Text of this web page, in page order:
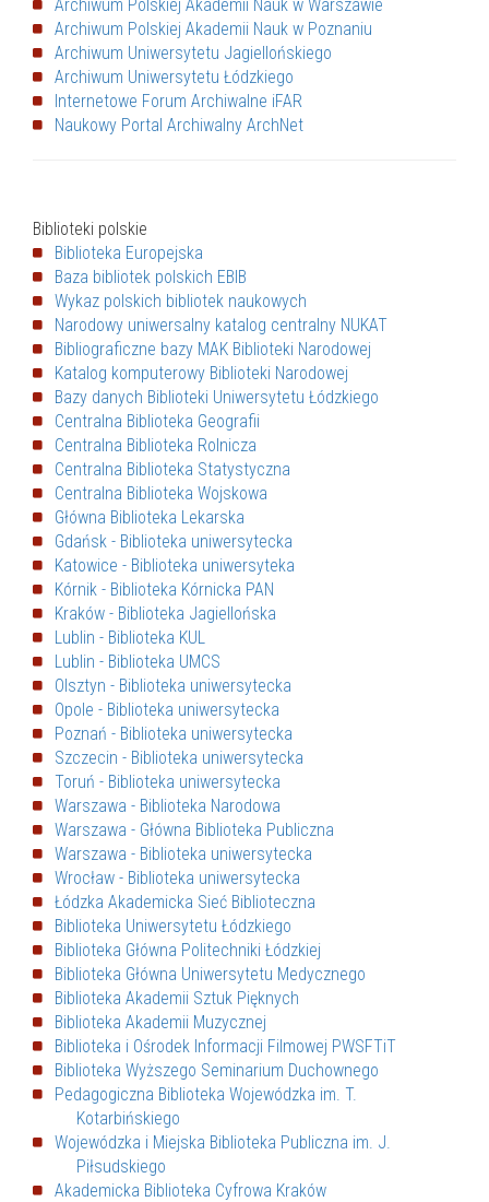
Archiwum Polskiej Akademii Nauk w Warszawie
Archiwum Polskiej Akademii Nauk w Poznaniu
Archiwum Uniwersytetu Jagiellońskiego
Archiwum Uniwersytetu Łódzkiego
Internetowe Forum Archiwalne iFAR
Naukowy Portal Archiwalny ArchNet
Biblioteki polskie
Biblioteka Europejska
Baza bibliotek polskich EBIB
Wykaz polskich bibliotek naukowych
Narodowy uniwersalny katalog centralny NUKAT
Bibliograficzne bazy MAK Biblioteki Narodowej
Katalog komputerowy Biblioteki Narodowej
Bazy danych Biblioteki Uniwersytetu Łódzkiego
Centralna Biblioteka Geografii
Centralna Biblioteka Rolnicza
Centralna Biblioteka Statystyczna
Centralna Biblioteka Wojskowa
Główna Biblioteka Lekarska
Gdańsk - Biblioteka uniwersytecka
Katowice - Biblioteka uniwersyteka
Kórnik - Biblioteka Kórnicka PAN
Kraków - Biblioteka Jagiellońska
Lublin - Biblioteka KUL
Lublin - Biblioteka UMCS
Olsztyn - Biblioteka uniwersytecka
Opole - Biblioteka uniwersytecka
Poznań - Biblioteka uniwersytecka
Szczecin - Biblioteka uniwersytecka
Toruń - Biblioteka uniwersytecka
Warszawa - Biblioteka Narodowa
Warszawa - Główna Biblioteka Publiczna
Warszawa - Biblioteka uniwersytecka
Wrocław - Biblioteka uniwersytecka
Łódzka Akademicka Sieć Biblioteczna
Biblioteka Uniwersytetu Łódzkiego
Biblioteka Główna Politechniki Łódzkiej
Biblioteka Główna Uniwersytetu Medycznego
Biblioteka Akademii Sztuk Pięknych
Biblioteka Akademii Muzycznej
Biblioteka i Ośrodek Informacji Filmowej PWSFTiT
Biblioteka Wyższego Seminarium Duchownego
Pedagogiczna Biblioteka Wojewódzka im. T.
Kotarbińskiego
Wojewódzka i Miejska Biblioteka Publiczna im. J.
Piłsudskiego
Akademicka Biblioteka Cyfrowa Kraków